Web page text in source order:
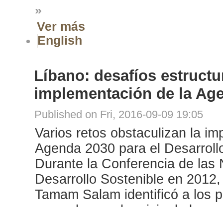
»
Ver más
English
Líbano: desafíos
implementación de la
Published on Fri, 2016-09-09 19:05
Varios retos obstaculizan la
Agenda 2030 para el
Durante la Conferencia de las
Desarrollo Sostenible en
Tamam Salam identificó a los